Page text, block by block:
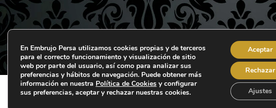
© 2026 Embrujo Persa. Todos los derechos reservados.
En Embrujo Persa utilizamos cookies propias y de terceros
para el correcto funcionamiento y visualización de sitio
web por parte del usuario, así como para analizar sus
preferencias y hábitos de navegación. Puede obtener más
información en nuestra Política de Cookies y configurar
sus preferencias, aceptar y rechazar nuestras cookies.
Aceptar
Rechazar
Ajustes